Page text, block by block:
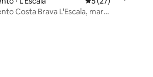
Costa Brava L'Escala, mar e